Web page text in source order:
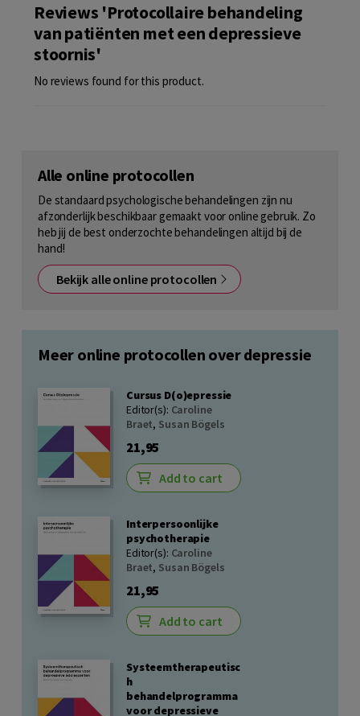
Reviews 'Protocollaire behandeling
van patiënten met een depressieve
stoornis'
No reviews found for this product.
Alle online protocollen
De standaard psychologische behandelingen zijn nu
afzonderlijk beschikbaar gemaakt voor online gebruik. Zo
heb jij de best onderzochte behandelingen altijd bij de
hand!
Bekijk alle online protocollen
Meer online protocollen over depressie
Cursus D(o)epressie
Editor(s): Caroline
Braet, Susan Bögels
21,95
Add to cart
Interpersoonlijke
psychotherapie
Editor(s): Caroline
Braet, Susan Bögels
21,95
Add to cart
Systeemtherapeutisc
h
behandelprogramma
voor depressieve